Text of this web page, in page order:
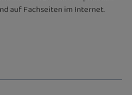
auf Fachseiten im Internet.